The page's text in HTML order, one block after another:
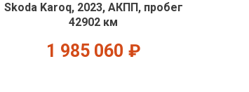
Skoda Karoq, 2023, АКПП, пробег
42902 км
1 985 060 ₽